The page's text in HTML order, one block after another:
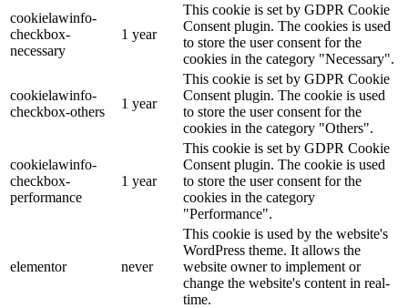
cookielawinfo-
checkbox-
necessary
1 year
This cookie is set by GDPR Cookie
Consent plugin. The cookies is used
to store the user consent for the
cookies in the category "Necessary".
cookielawinfo-
checkbox-others
1 year
This cookie is set by GDPR Cookie
Consent plugin. The cookie is used
to store the user consent for the
cookies in the category "Others".
cookielawinfo-
checkbox-
performance
1 year
This cookie is set by GDPR Cookie
Consent plugin. The cookie is used
to store the user consent for the
cookies in the category
"Performance".
elementor never
This cookie is used by the website's
WordPress theme. It allows the
website owner to implement or
change the website's content in real-
time.